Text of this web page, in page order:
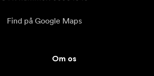
Find på Google Maps
Om os